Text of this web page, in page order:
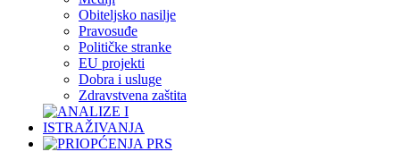
Obiteljsko nasilje
Pravosuđe
Političke stranke
EU projekti
Dobra i usluge
Zdravstvena zaštita